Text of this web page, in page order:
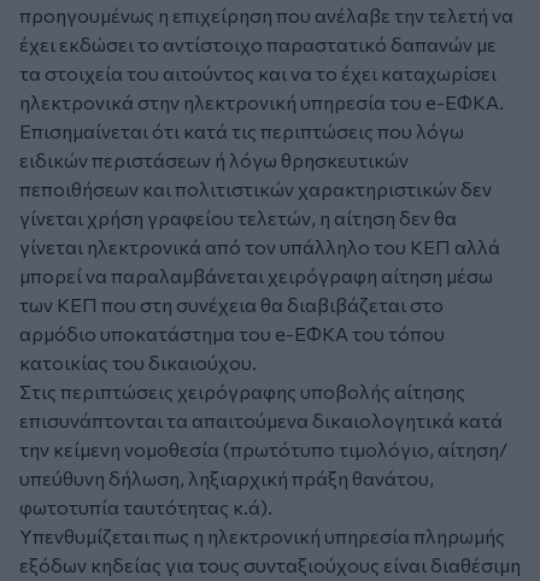
προηγουμένως η επιχείρηση που ανέλαβε την τελετή να
έχει εκδώσει το αντίστοιχο παραστατικό δαπανών με
τα στοιχεία του αιτούντος και να το έχει καταχωρίσει
ηλεκτρονικά στην ηλεκτρονική υπηρεσία του e-ΕΦΚΑ.
Επισημαίνεται ότι κατά τις περιπτώσεις που λόγω
ειδικών περιστάσεων ή λόγω θρησκευτικών
πεποιθήσεων και πολιτιστικών χαρακτηριστικών δεν
γίνεται χρήση γραφείου τελετών, η αίτηση δεν θα
γίνεται ηλεκτρονικά από τον υπάλληλο του ΚΕΠ αλλά
μπορεί να παραλαμβάνεται χειρόγραφη αίτηση μέσω
των ΚΕΠ που στη συνέχεια θα διαβιβάζεται στο
αρμόδιο υποκατάστημα του e-ΕΦΚΑ του τόπου
κατοικίας του δικαιούχου.
Στις περιπτώσεις χειρόγραφης υποβολής αίτησης
επισυνάπτονται τα απαιτούμενα δικαιολογητικά κατά
την κείμενη νομοθεσία (πρωτότυπο τιμολόγιο, αίτηση/
υπεύθυνη δήλωση, ληξιαρχική πράξη θανάτου,
φωτοτυπία ταυτότητας κ.ά).
Υπενθυμίζεται πως η ηλεκτρονική υπηρεσία πληρωμής
εξόδων κηδείας για τους συνταξιούχους είναι διαθέσιμη